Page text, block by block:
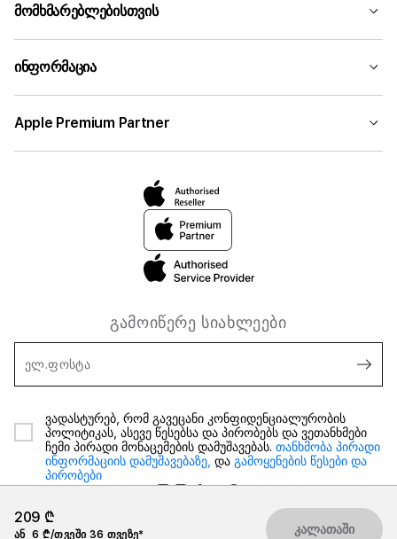
209 ₾
ან 6 ₾/თვეში 36 თვეზე* კალათაში
მომხმარებლებისთვის
ინფორმაცია
Apple Premium Partner
გამოიწერე სიახლეები
ელ.ფოსტა
ვადასტურებ, რომ გავეცანი კონფიდენციალურობის
პოლიტიკას, ასევე წესებსა და პირობებს და ვეთანხმები
ჩემი პირადი მონაცემების დამუშავებას. თანხმობა პირადი
ინფორმაციის დამუშავებაზე, და გამოყენების წესები და
პირობები